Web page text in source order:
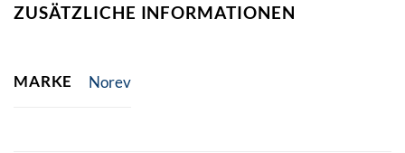
ZUSÄTZLICHE INFORMATIONEN
MARKE Norev